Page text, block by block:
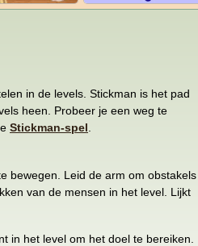
in de levels. Stickman is het pad
heen. Probeer je een weg te
Stickman-spel
bewegen. Leid de arm om obstakels
van de mensen in het level. Lijkt
in het level om het doel te bereiken.